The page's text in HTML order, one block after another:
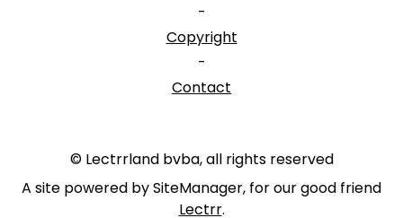
-
Copyright
-
Contact
© Lectrrland bvba, all rights reserved
A site powered by SiteManager, for our good friend
Lectrr.